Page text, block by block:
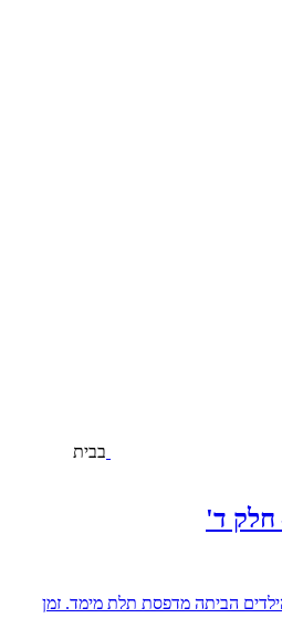
בבית
חלק ד'
הביתה מדפסת תלת מימד. זמן